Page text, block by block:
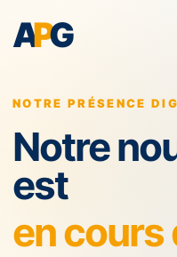
APG
NOTRE PRÉSENCE
Notre
est
en cours